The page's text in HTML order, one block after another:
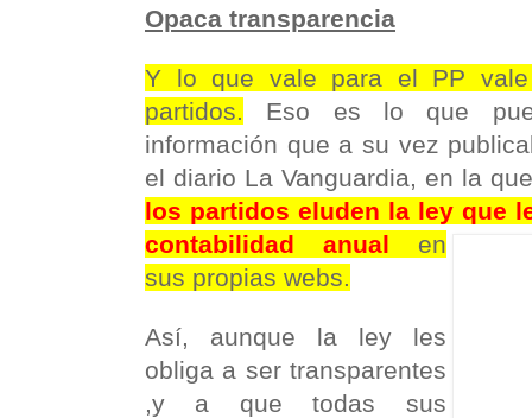
Opaca transparencia
Y lo que vale para el PP
partidos. Eso es lo que
información que a su vez
el diario La Vanguardia, en la
los partidos eluden la ley que
contabilidad anual en
sus propias webs.
Así, aunque la ley les
obliga a ser transparentes
,y a que todas sus